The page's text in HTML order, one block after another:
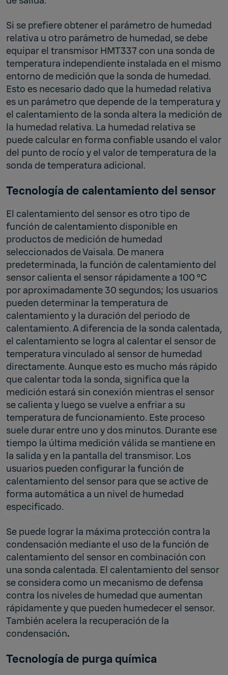
Si se prefiere obtener el parámetro de humedad
relativa u otro parámetro de humedad, se debe
equipar el transmisor HMT337 con una sonda de
temperatura independiente instalada en el mismo
entorno de medición que la sonda de humedad.
Esto es necesario dado que la humedad relativa
es un parámetro que depende de la temperatura y
el calentamiento de la sonda altera la medición de
la humedad relativa. La humedad relativa se
puede calcular en forma confiable usando el valor
del punto de rocío y el valor de temperatura de la
sonda de temperatura adicional.
Tecnología de calentamiento del sensor
El calentamiento del sensor es otro tipo de
función de calentamiento disponible en
productos de medición de humedad
seleccionados de Vaisala. De manera
predeterminada, la función de calentamiento del
sensor calienta el sensor rápidamente a 100 ºC
por aproximadamente 30 segundos; los usuarios
pueden determinar la temperatura de
calentamiento y la duración del periodo de
calentamiento. A diferencia de la sonda calentada,
el calentamiento se logra al calentar el sensor de
temperatura vinculado al sensor de humedad
directamente. Aunque esto es mucho más rápido
que calentar toda la sonda, significa que la
medición estará sin conexión mientras el sensor
se calienta y luego se vuelve a enfriar a su
temperatura de funcionamiento. Este proceso
suele durar entre uno y dos minutos. Durante ese
tiempo la última medición válida se mantiene en
la salida y en la pantalla del transmisor. Los
usuarios pueden configurar la función de
calentamiento del sensor para que se active de
forma automática a un nivel de humedad
especificado.
Se puede lograr la máxima protección contra la
condensación mediante el uso de la función de
calentamiento del sensor en combinación con
una sonda calentada. El calentamiento del sensor
se considera como un mecanismo de defensa
contra los niveles de humedad que aumentan
rápidamente y que pueden humedecer el sensor.
También acelera la recuperación de la
condensación.
Tecnología de purga química